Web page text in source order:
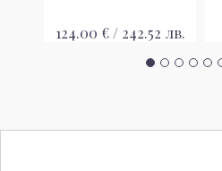
124.00 € / 242.52 лв.